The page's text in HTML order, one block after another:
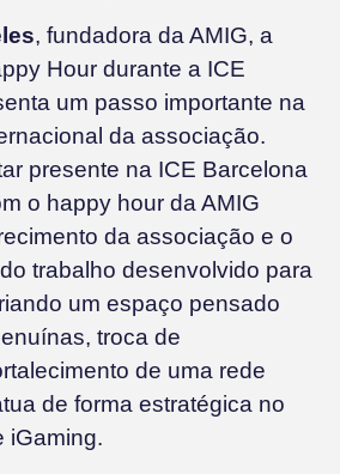
, fundadora da AMIG, a
Hour durante a ICE
um passo importante na
da associação.
presente na ICE Barcelona
o happy hour da AMIG
da associação e o
trabalho desenvolvido para
um espaço pensado
troca de
de uma rede
de forma estratégica no
iGaming.